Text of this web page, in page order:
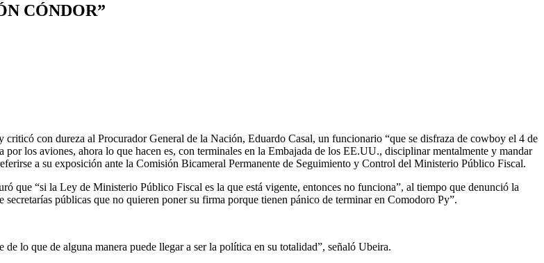
CÓNDOR”
con dureza al Procurador General de la Nación, Eduardo Casal, un funcionario “que se disfraza de cowboy el 4 de
los aviones, ahora lo que hacen es, con terminales en la Embajada de los EE.UU., disciplinar mentalmente y mandar
a su exposición ante la Comisión Bicameral Permanente de Seguimiento y Control del Ministerio Público Fiscal.
que “si la Ley de Ministerio Público Fiscal es la que está vigente, entonces no funciona”, al tiempo que denunció la
públicas que no quieren poner su firma porque tienen pánico de terminar en Comodoro Py”.
lo que de alguna manera puede llegar a ser la política en su totalidad”, señaló Ubeira.